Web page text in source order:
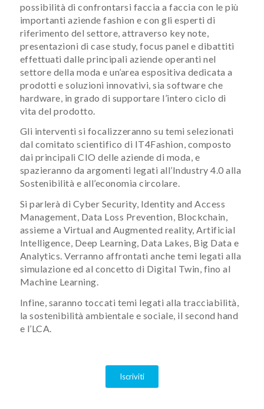
possibilità di confrontarsi faccia a faccia con le più
importanti aziende fashion e con gli esperti di
riferimento del settore, attraverso key note,
presentazioni di case study, focus panel e dibattiti
effettuati dalle principali aziende operanti nel
settore della moda e un’area espositiva dedicata a
prodotti e soluzioni innovativi, sia software che
hardware, in grado di supportare l’intero ciclo di
vita del prodotto.
Gli interventi si focalizzeranno su temi selezionati
dal comitato scientifico di IT4Fashion, composto
dai principali CIO delle aziende di moda, e
spazieranno da argomenti legati all’Industry 4.0 alla
Sostenibilità e all’economia circolare.
Si parlerà di Cyber Security, Identity and Access
Management, Data Loss Prevention, Blockchain,
assieme a Virtual and Augmented reality, Artificial
Intelligence, Deep Learning, Data Lakes, Big Data e
Analytics. Verranno affrontati anche temi legati alla
simulazione ed al concetto di Digital Twin, fino al
Machine Learning.
Infine, saranno toccati temi legati alla tracciabilità,
la sostenibilità ambientale e sociale, il second hand
e l’LCA.
Iscriviti